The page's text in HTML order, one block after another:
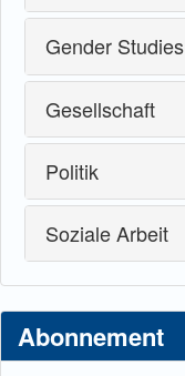
Gender Studies
Gesellschaft
Politik
Soziale Arbeit
Abonnement